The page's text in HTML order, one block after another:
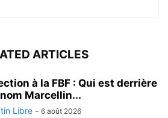
ARTICLES
à la FBF : Qui est derrière
Marcellin...
Libre - 6 août 2026